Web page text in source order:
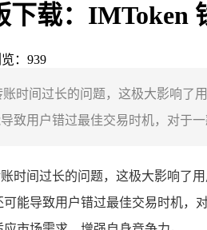
下载：IMToken
：939
账时间过长的问题，这极大影响
致用户错过最佳交易时机，对于
时间过长的问题，这极大影响了
能导致用户错过最佳交易时机，